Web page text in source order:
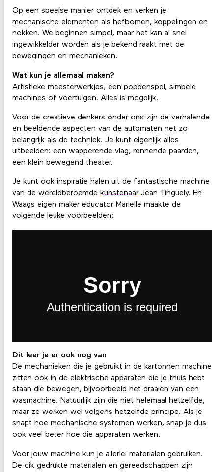
Op een speelse manier ontdek en verken je
mechanische elementen als hefbomen, koppelingen en
nokken. We beginnen simpel, maar het kan al snel
ingewikkelder worden als je bekend raakt met de
bewegingen en mechanieken.
Wat kun je allemaal maken?
Artistieke meesterwerkjes, een poppenspel, simpele
machines of voertuigen. Alles is mogelijk.
Voor de creatieve denkers onder ons zijn de verhalende
en beeldende aspecten van de automaten net zo
belangrijk als de techniek. Je kunt eigenlijk alles
uitbeelden: een wapperende vlag, rennende paarden,
een klein bewegend theater.
Je kunt ook inspiratie halen uit de fantastische machine
van de wereldberoemde kunstenaarJean Tinguely. En
Waags eigen maker educator Marielle maakte de
volgende leuke voorbeelden:
Dit leer je er ook nog van
De mechanieken die je gebruikt in de kartonnen machine
zitten ook in de elektrische apparaten die je thuis hebt
staan die bewegen, bijvoorbeeld het draaien van een
wasmachine. Natuurlijk zijn die niet helemaal hetzelfde,
maar ze werken wel volgens hetzelfde principe. Als je
snapt hoe mechanische systemen werken, snap je dus
ook veel beter hoe die apparaten werken.
Voor jouw machine kun je allerlei materialen gebruiken.
De dik gedrukte materialen en gereedschappen zijn